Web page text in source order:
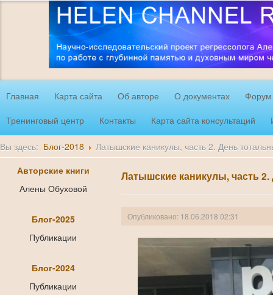
Главная Карта сайта Об авторе О документах
Форум
Тренинговый центр
Контакты Карта сайта консультаций
Вы здесь: Блог-2018
Латышские каникулы, часть 2. День
Авторские книги
Алены Обуховой
Блог-2025
Публикации
Блог-2024
Публикации
Латышские каникулы, часть
Опубликовано: 18.06.2018 02:31